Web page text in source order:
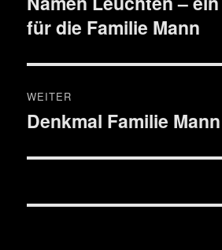
für die Familie Mann
WEITER
Nächster
Denkmal Familie